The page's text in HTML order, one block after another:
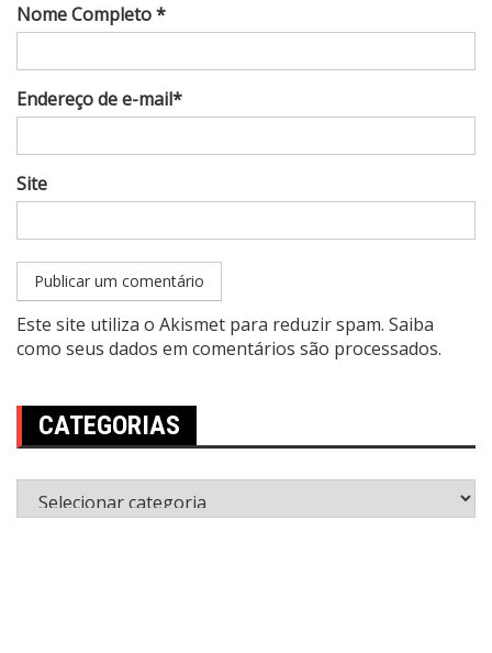
Nome Completo *
Endereço de e-mail*
Site
Este site utiliza o Akismet para reduzir spam. Saiba
como seus dados em comentários são processados.
CATEGORIAS
Categorias